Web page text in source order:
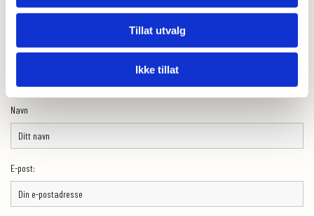
Tillat utvalg
Ikke tillat
Skriv en kommentar
Navn
E-post: